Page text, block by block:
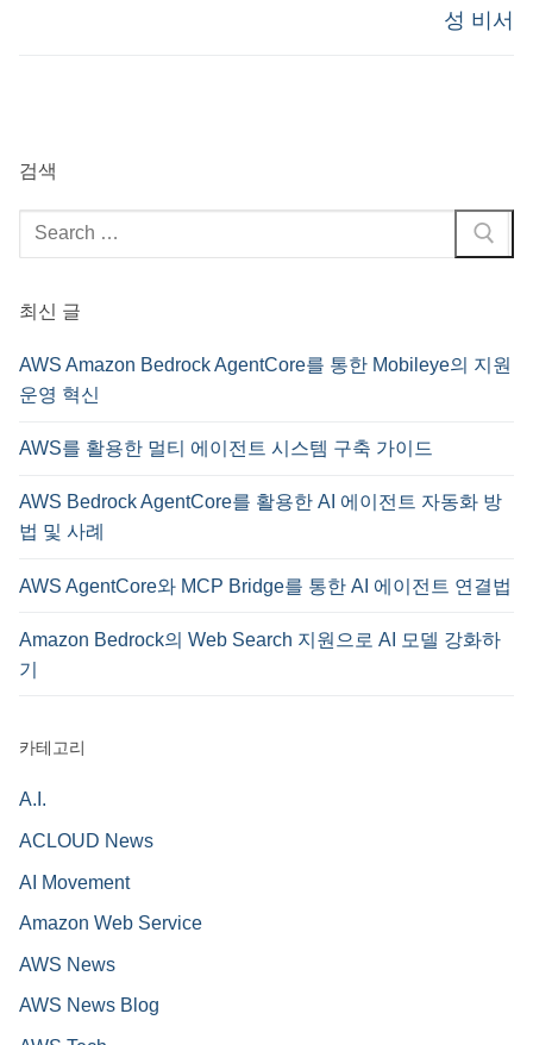
성 비서
검색
검
색
최신 글
AWS Amazon Bedrock AgentCore를 통한 Mobileye의 지원
운영 혁신
AWS를 활용한 멀티 에이전트 시스템 구축 가이드
AWS Bedrock AgentCore를 활용한 AI 에이전트 자동화 방
법 및 사례
AWS AgentCore와 MCP Bridge를 통한 AI 에이전트 연결법
Amazon Bedrock의 Web Search 지원으로 AI 모델 강화하
기
카테고리
A.I.
ACLOUD News
AI Movement
Amazon Web Service
AWS News
AWS News Blog